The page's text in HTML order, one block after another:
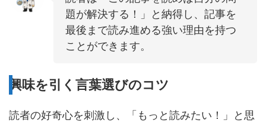
題が解決する！」と納得し、記事を
最後まで読み進める強い理由を持つ
ことができます。
興味を引く言葉選びのコツ
読者の好奇心を刺激し、「もっと読みたい！」と思